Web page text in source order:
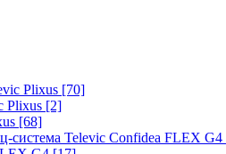
Plixus [70]
Plixus [2]
[68]
система Televic Confidea FLEX G4